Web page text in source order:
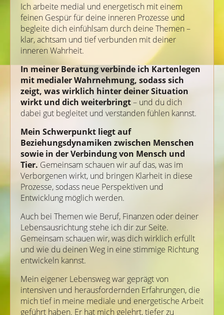
Ich arbeite medial und energetisch mit einem
feinen Gespür für deine inneren Prozesse und
begleite dich einfühlsam durch deine Themen –
klar, achtsam und tief verbunden mit deiner
inneren Wahrheit.
In meiner Beratung verbinde ich Kartenlegen
mit medialer Wahrnehmung, sodass sich
zeigt, was wirklich hinter deiner Situation
wirkt und dich weiterbringt– und du dich
dabei gut begleitet und verstanden fühlen kannst.
Mein Schwerpunkt liegt auf
Beziehungsdynamiken zwischen Menschen
sowie in der Verbindung von Mensch und
Tier. Gemeinsam schauen wir auf das, was im
Verborgenen wirkt, und bringen Klarheit in diese
Prozesse, sodass neue Perspektiven und
Entwicklung möglich werden.
Auch bei Themen wie Beruf, Finanzen oder deiner
Lebensausrichtung stehe ich dir zur Seite.
Gemeinsam schauen wir, was dich wirklich erfüllt
und wie du deinen Weg in eine stimmige Richtung
entwickeln kannst.
Mein eigener Lebensweg war geprägt von
intensiven und herausfordernden Erfahrungen, die
mich tief in meine mediale und energetische Arbeit
geführt haben. Er hat mich gelehrt, tiefer zu